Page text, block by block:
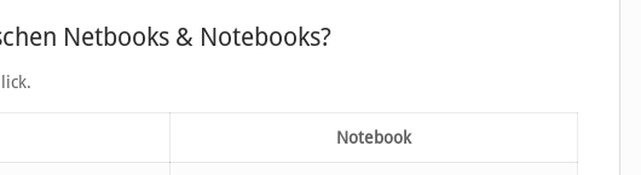
Netbooks & Notebooks?
Notebook